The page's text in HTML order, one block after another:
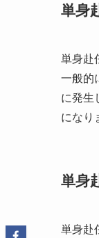
単身
単身赴
一般的
に発生
になり
単身
単身赴